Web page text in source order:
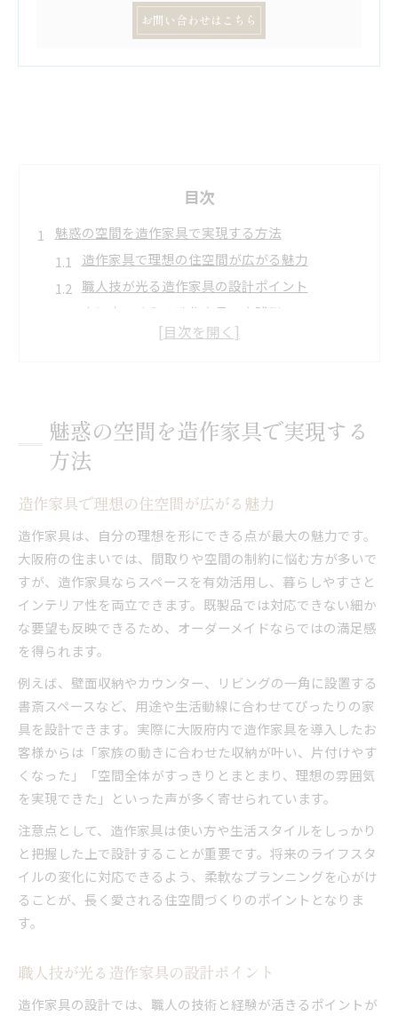
お問い合わせはこちら
目次
魅惑の空間を造作家具で実現する方法
造作家具で理想の住空間が広がる魅力
職人技が光る造作家具の設計ポイント
大阪府で叶える造作家具の実践例
暮らしに調和する造作家具の魅惑体験
造作家具がもたらす大阪府の新たな暮らし
大阪で人気の造作家具の魅惑ポイント
空間を最大限に生かす造作家具の技術
造作家具でつくる統一感ある住まい実例
自分らしいインテリアなら造作家具が最適
造作家具で実現する自分らしい空間作り
オーダーメイド造作家具で理想を形に
インテリアに調和する造作家具の選び方
暮らしやすさを追求した造作家具の活用
造作家具で叶えるオンリーワンの魅惑感
壁面収納で広がる造作家具の可能性
造作家具の壁面収納で空間を有効活用
デッドスペースを生かす造作家具の工夫
壁面収納で魅力的なインテリアを実現
整理整頓が楽しくなる造作家具の魅惑
暮らしに調和する造作家具選びのコツ
造作家具選びで大切な調和のポイント
インテリア全体を考えた造作家具の設計術
大阪府の住まいに合う造作家具選びの秘訣
魅惑の空間を造作家具で実現する
方法
造作家具で理想の住空間が広がる魅力
造作家具は、自分の理想を形にできる点が最大の魅力です。
大阪府の住まいでは、間取りや空間の制約に悩む方が多いで
すが、造作家具ならスペースを有効活用し、暮らしやすさと
インテリア性を両立できます。既製品では対応できない細か
な要望も反映できるため、オーダーメイドならではの満足感
を得られます。
例えば、壁面収納やカウンター、リビングの一角に設置する
書斎スペースなど、用途や生活動線に合わせてぴったりの家
具を設計できます。実際に大阪府内で造作家具を導入したお
客様からは「家族の動きに合わせた収納が叶い、片付けやす
くなった」「空間全体がすっきりとまとまり、理想の雰囲気
を実現できた」といった声が多く寄せられています。
注意点として、造作家具は使い方や生活スタイルをしっかり
と把握した上で設計することが重要です。将来のライフスタ
イルの変化に対応できるよう、柔軟なプランニングを心がけ
ることが、長く愛される住空間づくりのポイントとなりま
す。
職人技が光る造作家具の設計ポイント
造作家具の設計では、職人の技術と経験が活きるポイントが